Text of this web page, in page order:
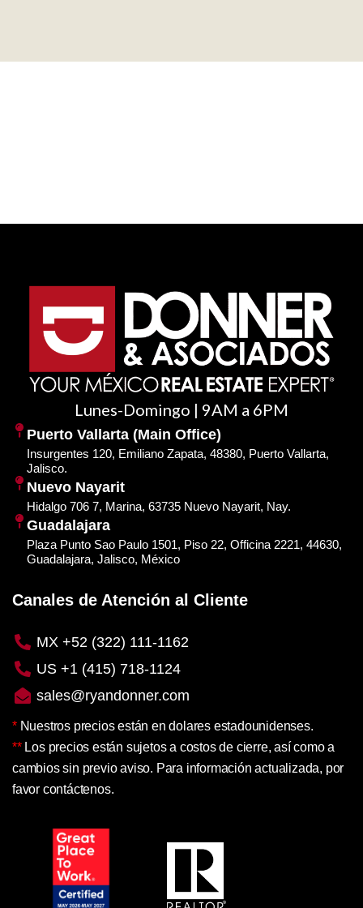
Lunes-Domingo | 9AM a 6PM
Puerto Vallarta (Main Office)
Insurgentes 120, Emiliano Zapata, 48380, Puerto Vallarta,
Jalisco.
Nuevo Nayarit
Hidalgo 706 7, Marina, 63735 Nuevo Nayarit, Nay.
Guadalajara
Plaza Punto Sao Paulo 1501, Piso 22, Officina 2221, 44630,
Guadalajara, Jalisco, México
Canales de Atención al Cliente
MX +52 (322) 111-1162
US +1 (415) 718-1124
sales@ryandonner.com
* Nuestros precios están en dolares estadounidenses.
** Los precios están sujetos a costos de cierre, así como a
cambios sin previo aviso. Para información actualizada, por
favor contáctenos.